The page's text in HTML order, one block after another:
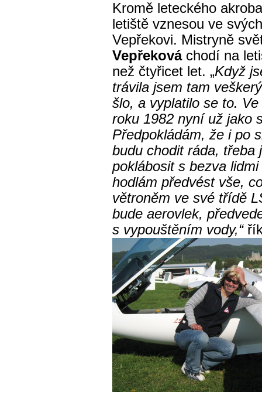
Kromě leteckého
letiště vznesou ve
Vepřekovi. Mistryně
Vepřeková chodí na
než čtyřicet let. „Když
trávila jsem tam
šlo, a vyplatilo se to.
roku 1982 nyní už jako
Předpokládám, že i po
budu chodit ráda, třeba
poklábosit s bezva
hodlám předvést vše,
větroněm ve své třídě
bude aerovlek,
s vypouštěním vody,“